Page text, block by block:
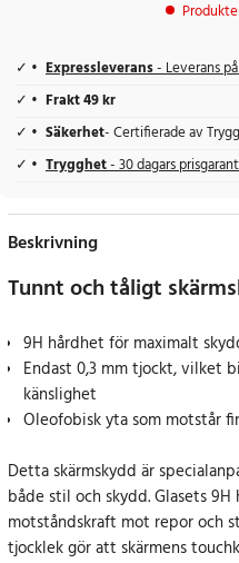
Expressleverans- Leverans
Frakt 49 kr
Säkerhet- Certifierade av
Trygghet- 30 dagars
Beskrivning
Tunnt och tåligt
9H hårdhet för maximalt
Endast 0,3 mm tjockt, vilket
känslighet
Oleofobisk yta som motstår
Detta skärmskydd är
både stil och skydd. Glasets
motståndskraft mot repor och
tjocklek gör att skärmens